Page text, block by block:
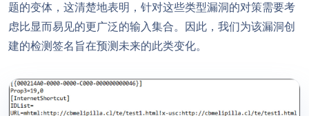
题的变体，这清楚地表明，针对这些类型漏洞的对策需要考
虑比显而易见的更广泛的输入集合。因此，我们为该漏洞创
建的检测签名旨在预测未来的此类变化。